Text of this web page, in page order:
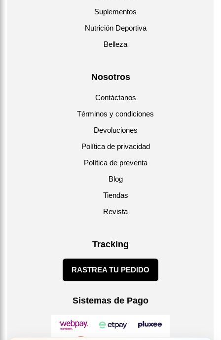
Suplementos
Nutrición Deportiva
Belleza
Nosotros
Contáctanos
Términos y condiciones
Devoluciones
Política de privacidad
Política de preventa
Blog
Tiendas
Revista
Tracking
RASTREA TU PEDIDO
Sistemas de Pago